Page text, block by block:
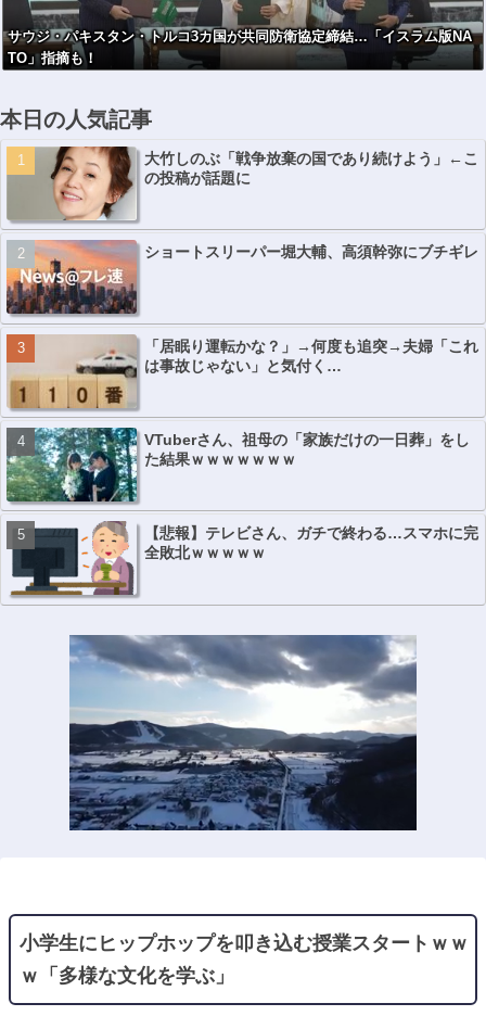
サウジ・パキスタン・トルコ3カ国が共同防衛協定締結…「イスラム版NA
TO」指摘も！
本日の人気記事
大竹しのぶ「戦争放棄の国であり続けよう」←こ
の投稿が話題に
ショートスリーパー堀大輔、高須幹弥にブチギレ
「居眠り運転かな？」→何度も追突→夫婦「これ
は事故じゃない」と気付く…
VTuberさん、祖母の「家族だけの一日葬」をし
た結果ｗｗｗｗｗｗｗ
【悲報】テレビさん、ガチで終わる…スマホに完
全敗北ｗｗｗｗｗ
小学生にヒップホップを叩き込む授業スタートｗｗ
ｗ「多様な文化を学ぶ」